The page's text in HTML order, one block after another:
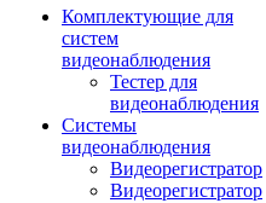
Комплектующие для
систем
видеонаблюдения
Тестер для
видеонаблюдения
Системы
видеонаблюдения
Видеорегистратор
Видеорегистратор